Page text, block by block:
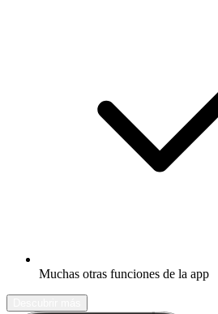
Muchas otras funciones de la app